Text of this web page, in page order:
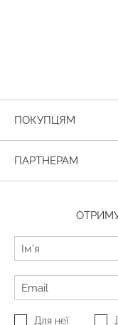
ПОКУПЦЯМ
ПАРТНЕРАМ
Для неї